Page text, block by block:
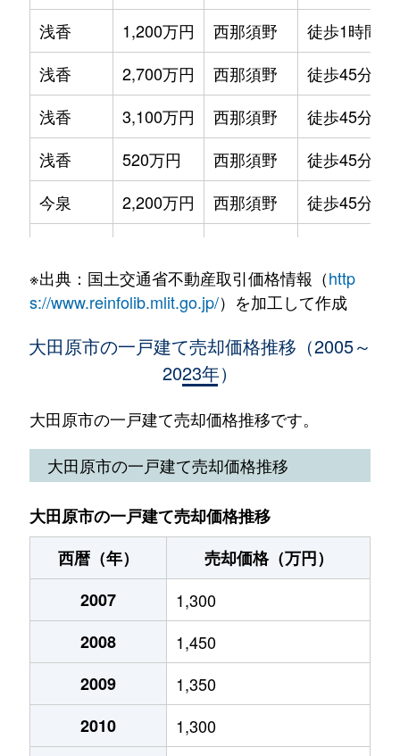
浅香
1,200万円 西那須野
徒歩1時間
浅香
2,700万円 西那須野
徒歩45分
浅香
3,100万円 西那須野
徒歩45分
浅香
520万円 西那須野
徒歩45分
今泉
2,200万円 西那須野
徒歩45分
薄葉
550万円 野崎(栃木)
徒歩6分
90万円 那須塩原
大豆田
600万円 西那須野
加治屋
390万円 西那須野
上奥沢
170万円 西那須野
徒歩1時間
北大和久
600万円 西那須野
徒歩1時間
黒羽向町
1,900万円 西那須野
※出典：国土交通省不動産取引価格情報（http
s://www.reinfolib.mlit.go.jp/）を加工して作成
大田原市の一戸建て売却価格推移（2005～
2023年）
大田原市の一戸建て売却価格推移です。
大田原市の一戸建て売却価格推移
大田原市の一戸建て売却価格推移
西暦（年）
売却価格（万円）
2007
1,300
2008
1,450
2009
1,350
2010
1,300